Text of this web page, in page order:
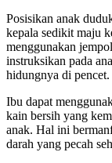
Posisikan anak
kepala sedikit maju
menggunakan
instruksikan pada
hidungnya di pencet.
Ibu dapat
kain bersih yang
anak. Hal ini
darah yang pecah